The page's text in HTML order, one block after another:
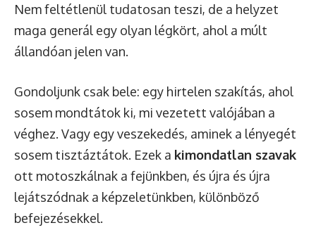
Nem feltétlenül tudatosan teszi, de a helyzet
maga generál egy olyan légkört, ahol a múlt
állandóan jelen van.
Gondoljunk csak bele: egy hirtelen szakítás, ahol
sosem mondtátok ki, mi vezetett valójában a
véghez. Vagy egy veszekedés, aminek a lényegét
sosem tisztáztátok. Ezek a kimondatlan szavak
ott motoszkálnak a fejünkben, és újra és újra
lejátszódnak a képzeletünkben, különböző
befejezésekkel.